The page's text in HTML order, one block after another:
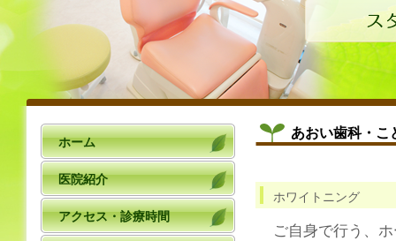
あおい歯科・こ
ホワイトニング
ご自身で行う、
ホーム
医院紹介
アクセス・診療時間